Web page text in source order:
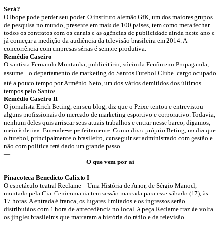
Será?
O Ibope pode perder seu poder. O instituto alemão GfK, um dos maiores grupos
de pesquisa no mundo, presente em mais de 100 países, tem como meta fechar
todos os contratos com os canais e as agências de publicidade ainda neste ano e
já começar a medição da audiência da televisão brasileira em 2014. A
concorrência com empresas sérias é sempre produtiva.
Remédio Caseiro
O santista Fernando Montanha, publicitário, sócio da Fenômeno Propaganda,
assume o departamento de marketing do Santos Futebol Clube  cargo ocupado
até a pouco tempo por Armênio Neto, um dos vários demitidos dos últimos
tempos pelo Santos.
Remédio Caseiro II
O jornalista Erich Beting, em seu blog, diz que o Peixe tentou e entrevistou
alguns profissionais do mercado de marketing esportivo e corporativo. Todavia,
nenhum deles quis arriscar seus atuais trabalhos e entrar nesse barco, digamos,
meio à deriva. Entende-se perfeitamente. Como diz o próprio Beting, no dia que
o futebol, principalmente o brasileiro, conseguir ser administrado com gestão e
não com política terá dado um grande passo.
—
O que vem por aí
Pinacoteca Benedicto Calixto I
O espetáculo teatral Reclame – Uma História de Amor, de Sérgio Manoel,
montado pela Cia. Cenicomania tem sessão marcada para esse sábado (17), às
17 horas. A entrada é franca, os lugares limitados e os ingressos serão
distribuídos com 1 hora de antecedência no local. A peça Reclame traz de volta
os jingles brasileiros que marcaram a história do rádio e da televisão.